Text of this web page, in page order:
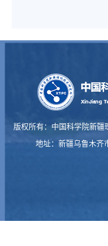
版权所有：中国科学院新
地址：新疆乌鲁木